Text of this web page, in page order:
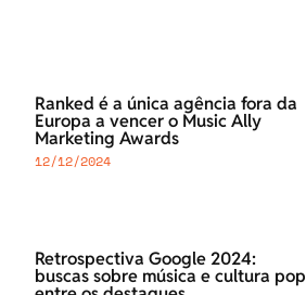
Ranked é a única agência fora da
Europa a vencer o Music Ally
Marketing Awards
12/12/2024
Retrospectiva Google 2024:
buscas sobre música e cultura pop